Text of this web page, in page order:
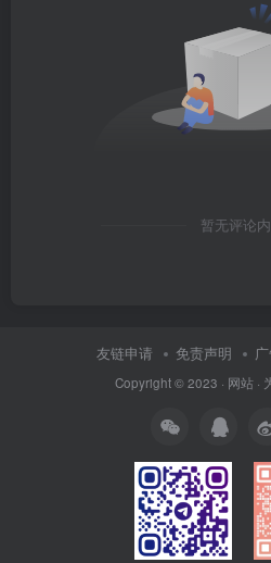
暂无评论
友链申请 免责声明
Copyright © 2023 · 网站 ·